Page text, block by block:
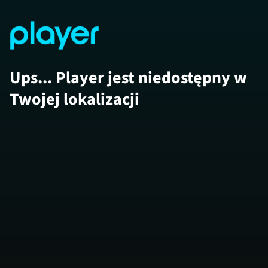
Ups... Player jest niedostępny w
Twojej lokalizacji